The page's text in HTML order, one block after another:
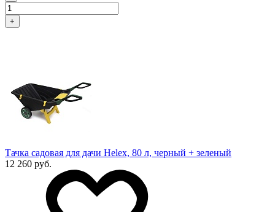
+
Тачка садовая для дачи Helex, 80 л, черный + зеленый
12 260 руб.